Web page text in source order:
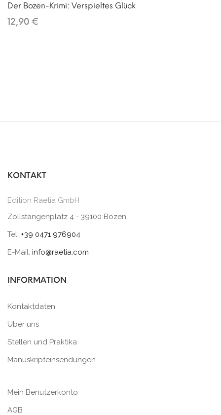
Der Bozen-Krimi: Verspieltes Glück
12,90 €
KONTAKT
Edition Raetia GmbH
Zollstangenplatz 4 - 39100 Bozen
Tel: +39 0471 976904
E-Mail: info@raetia.com
INFORMATION
Kontaktdaten
Über uns
Stellen und Praktika
Manuskripteinsendungen
Mein Benutzerkonto
AGB